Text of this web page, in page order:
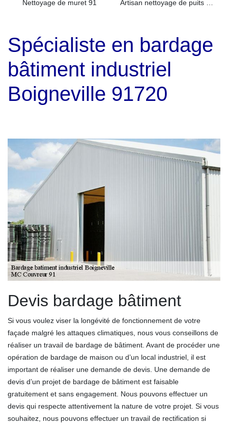
Nettoyage de muret 91
Spécialiste en bardage
bâtiment industriel
Boigneville 91720
Devis bardage bâtiment
Si vous voulez viser la longévité de fonctionnement de votre
façade malgré les attaques climatiques, nous vous conseillons de
réaliser un travail de bardage de bâtiment. Avant de procéder une
opération de bardage de maison ou d’un local industriel, il est
important de réaliser une demande de devis. Une demande de
devis d’un projet de bardage de bâtiment est faisable
gratuitement et sans engagement. Nous pouvons effectuer un
devis qui respecte attentivement la nature de votre projet. Si vous
souhaitez, nous pouvons effectuer un travail de rectification si